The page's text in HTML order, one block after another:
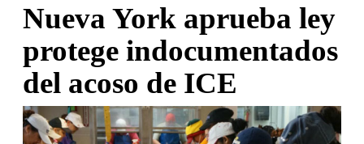
Nueva York aprueba ley
protege indocumentados
del acoso de ICE